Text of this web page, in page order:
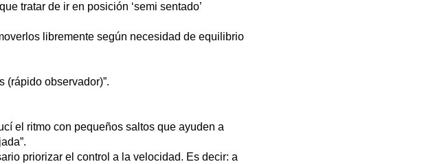
tratar de ir en posición ‘semi sentado’
libremente según necesidad de equilibrio
(rápido observador)”.
el ritmo con pequeños saltos que ayuden a
priorizar el control a la velocidad. Es decir: a